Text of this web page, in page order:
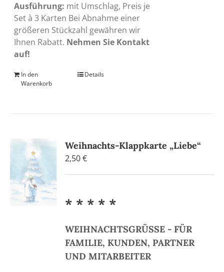
Ausführung: mit Umschlag, Preis je
Set à 3 Karten Bei Abnahme einer
größeren Stückzahl gewähren wir
Ihnen Rabatt. Nehmen Sie Kontakt
auf!
In den
Warenkorb
Details
Weihnachts-Klappkarte „Liebe“
2,50€
* * * * *
WEIHNACHTSGRÜSSE - FÜR
FAMILIE, KUNDEN, PARTNER
UND MITARBEITER